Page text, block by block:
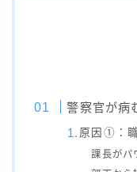
警察官が病
原因①：
課長がパ